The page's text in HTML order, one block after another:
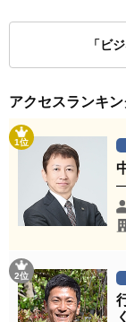
「ビ
アクセスランキン
1位
2位